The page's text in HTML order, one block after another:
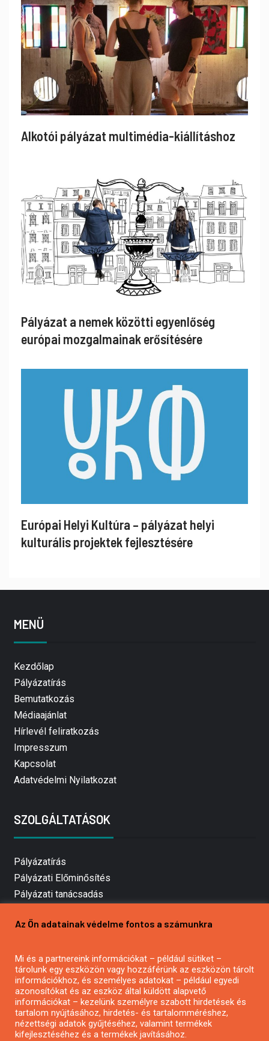
Alkotói pályázat multimédia-kiállításhoz
Pályázat a nemek közötti egyenlőség
európai mozgalmainak erősítésére
Európai Helyi Kultúra – pályázat helyi
kulturális projektek fejlesztésére
MENÜ
Kezdőlap
Pályázatírás
Bemutatkozás
Médiaajánlat
Hírlevél feliratkozás
Impresszum
Kapcsolat
Adatvédelmi Nyilatkozat
SZOLGÁLTATÁSOK
Pályázatírás
Pályázati Előminősítés
Pályázati tanácsadás
Mezőgazdasági pályázatírás
Pályázatírás civil szervezeteknek
Pályázatírás önkormányzatoknak
Pályázatfigyelés
Specifikus pályázatfigyelés vagy hírlevél
Az Ön adatainak védelme fontos a számunkra
Mi és a partnereink információkat – például sütiket –
tárolunk egy eszközön vagy hozzáférünk az eszközön tárolt
információkhoz, és személyes adatokat – például egyedi
azonosítókat és az eszköz által küldött alapvető
információkat – kezelünk személyre szabott hirdetések és
tartalom nyújtásához, hirdetés- és tartalomméréshez,
nézettségi adatok gyűjtéséhez, valamint termékek
kifejlesztéséhez és a termékek javításához.